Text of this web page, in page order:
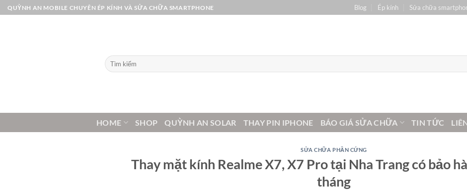
Bỏ
qua
QUỲNH AN MOBILE CHUYÊN ÉP KÍNH VÀ SỬA CHỮA SMARTPHONE Blog Ép kính Sửa chữa
Tìm
kiếm:
HOME SHOP QUỲNH AN SOLAR THAY PIN IPHONE BÁO GIÁ SỬA CHỮA TIN TỨC
SỬA CHỮA PHẦN CỨNG
Thay mặt kính Realme X7, X7 Pro tại Nha Trang có bảo
tháng